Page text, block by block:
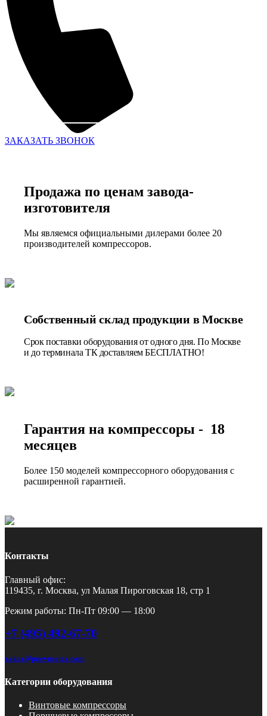
ЗАКАЗАТЬ ЗВОНОК
Продажа по ценам завода-
изготовителя
Мы являемся официальными дилерами более 20
производителей компрессоров.
Собственный склад продукции в Москве
Срок поставки оборудования от одного дня. По Москве
и до терминала ТК доставляем БЕСПЛАТНО!
Гарантия на компрессоры - 18
месяцев
Более 150 моделей компрессорного оборудования с
расширенной гарантией.
Контакты
Главный офис:
119435, г. Москва, ул Малая Пироговская 18, стр 1
Режим работы: Пн-Пт 09:00 — 18:00
+7 (495) 492-67-70
zakaz@pnevmotex.com
Категории оборудования
Винтовые компрессоры